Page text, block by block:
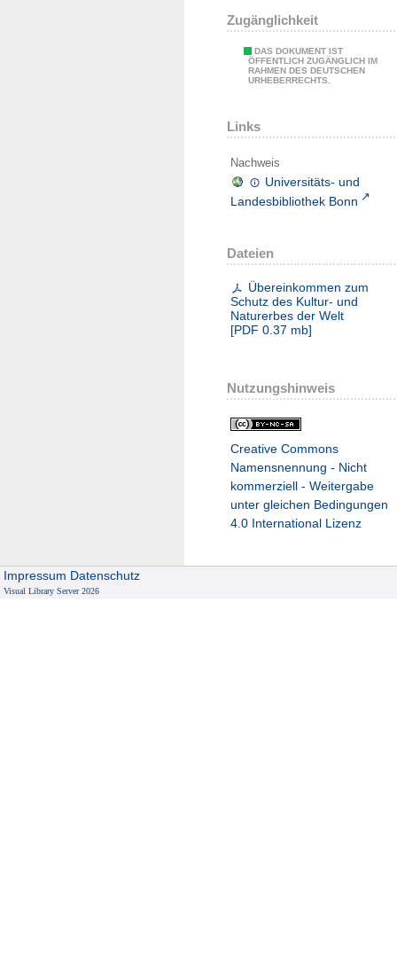
Zugänglichkeit
DAS DOKUMENT IST
ÖFFENTLICH ZUGÄNGLICH IM
RAHMEN DES DEUTSCHEN
URHEBERRECHTS.
Links
Nachweis
Universitäts- und
Landesbibliothek Bonn
Dateien
Übereinkommen zum
Schutz des Kultur- und
Naturerbes der Welt
[PDF 0.37 mb]
Nutzungshinweis
Creative Commons
Namensnennung - Nicht
kommerziell - Weitergabe
unter gleichen Bedingungen
4.0 International Lizenz
Impressum Datenschutz
Visual Library Server 2026